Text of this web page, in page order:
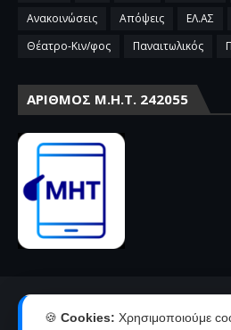
Ανακοινώσεις
Απόψεις ΕΛ.ΑΣ
Θέατρο-Κιν/φος
Παναιτωλικός
ΑΡΙΘΜΌΣ Μ.Η.Τ. 242055
🍪 Cookies: Χρησιμοποιούμε